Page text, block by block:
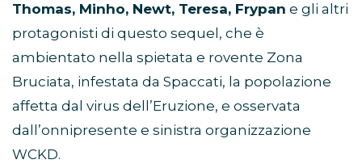
Thomas, Minho, Newt, Teresa, Frypan e gli altri
protagonisti di questo sequel, che è
ambientato nella spietata e rovente Zona
Bruciata, infestata da Spaccati, la popolazione
affetta dal virus dell’Eruzione, e osservata
dall’onnipresente e sinistra organizzazione
WCKD.